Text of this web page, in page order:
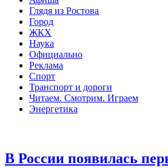
Глядя из Ростова
Город
ЖКХ
Наука
Официально
Реклама
Спорт
Транспорт и дороги
Читаем. Смотрим. Играем
Энергетика
В России появилась